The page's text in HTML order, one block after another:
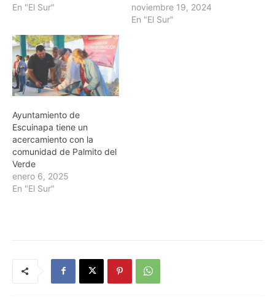
En "El Sur"
noviembre 19, 2024
En "El Sur"
Ayuntamiento de
Escuinapa tiene un
acercamiento con la
comunidad de Palmito del
Verde
enero 6, 2025
En "El Sur"